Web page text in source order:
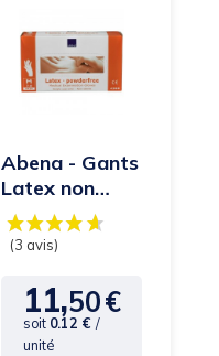
Abena - Gants
Latex non
poudrés -
Taille M
Prix
11,50€
soit 0.12 € /
unité